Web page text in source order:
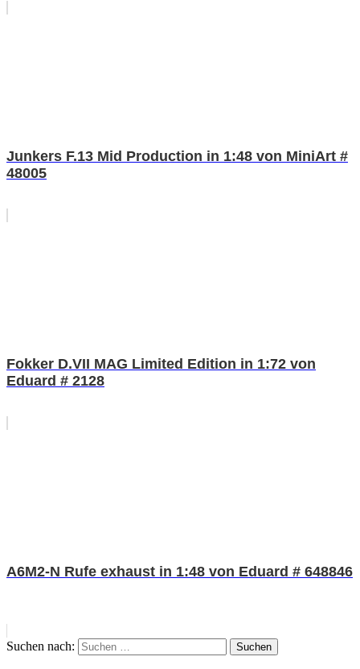
Junkers F.13 Mid Production in 1:48 von MiniArt #
48005
Fokker D.VII MAG Limited Edition in 1:72 von
Eduard # 2128
A6M2-N Rufe exhaust in 1:48 von Eduard # 648846
Suchen nach: Suchen